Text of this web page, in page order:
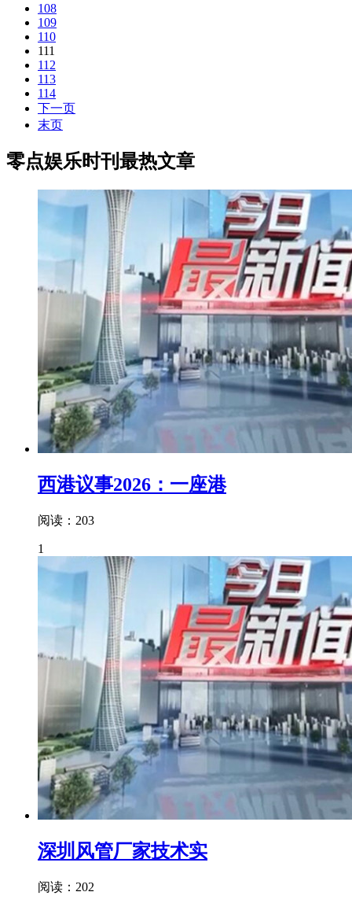
108
109
110
111
112
113
114
下一页
末页
零点娱乐时刊最热文章
西港议事2026：一座港
阅读：203
1
深圳风管厂家技术实
阅读：202